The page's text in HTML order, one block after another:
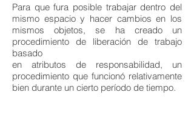
Para que fura posible trabajar dentro del
mismo espacio y hacer cambios en los
mismos objetos, se ha creado un
procedimiento de liberación de trabajo
basado
en atributos de responsabilidad, un
procedimiento que funcionó relativamente
bien durante un cierto período de tiempo.